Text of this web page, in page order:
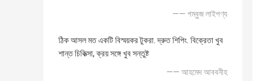
—— গম্বুজ লাইপণ্য
ঠিক আসল মত একটি বিস্ময়কর টুকরা. দ্রুত শিপিং. বিক্রেতা খুব
শান্ত চিকিত্সা, ক্রয় সঙ্গে খুব সন্তুষ্ট
—— আহমেদ আববনীহ